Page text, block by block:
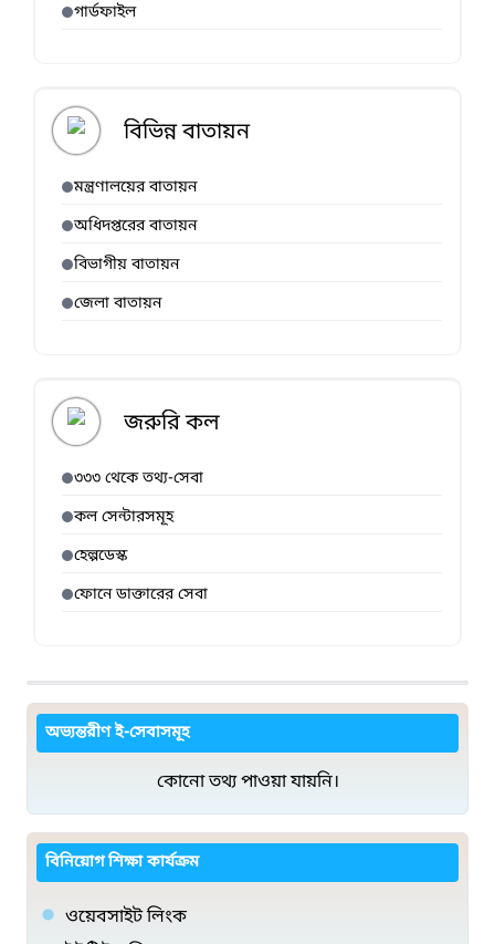
গার্ডফাইল
বিভিন্ন বাতায়ন
মন্ত্রণালয়ের বাতায়ন
অধিদপ্তরের বাতায়ন
বিভাগীয় বাতায়ন
জেলা বাতায়ন
জরুরি কল
৩৩৩ থেকে তথ্য-সেবা
কল সেন্টারসমূহ
হেল্পডেস্ক
ফোনে ডাক্তারের সেবা
অভ্যন্তরীণ ই-সেবাসমূহ
কোনো তথ্য পাওয়া যায়নি।
বিনিয়োগ শিক্ষা কার্যক্রম
ওয়েবসাইট লিংক